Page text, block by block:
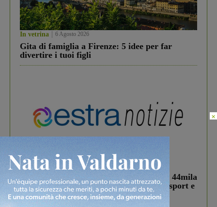
In vetrina 6 Agosto 2026
Gita di famiglia a Firenze: 5 idee per far
divertire i tuoi figli
In vetrina 3 Agosto 2026
Estra Notizie agosto: Smart Cities, oltre 44mila
studenti coinvolti, torna il bando per lo sport e
debutta il podcast Estrair
×